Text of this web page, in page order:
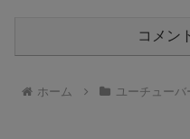
コメン
ホーム ユーチューバ